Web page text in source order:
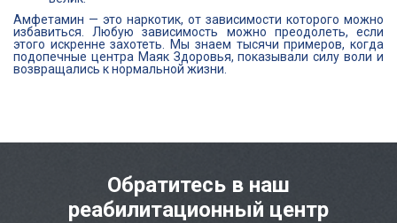
Амфетамин — это наркотик, от зависимости которого можно
избавиться. Любую зависимость можно преодолеть, если
этого искренне захотеть. Мы знаем тысячи примеров, когда
подопечные центра Маяк Здоровья, показывали силу воли и
возвращались к нормальной жизни.
Обратитесь в наш
реабилитационный центр